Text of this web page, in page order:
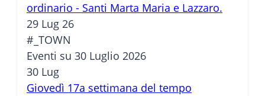
ordinario - Santi Marta Maria e Lazzaro.
29 Lug 26
#_TOWN
Eventi su 30 Luglio 2026
30 Lug
Giovedì 17a settimana del tempo